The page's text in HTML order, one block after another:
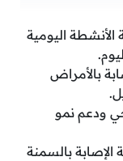
الأنشطة اليومية
بالأمراض
ودعم نمو
بالسمنة